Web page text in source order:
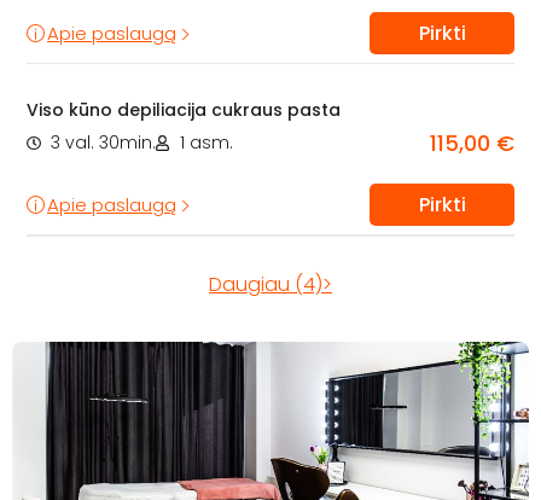
Apie paslaugą Pirkti
Viso kūno depiliacija cukraus pasta
3 val. 30min.
1 asm. 115,00 €
Apie paslaugą Pirkti
Daugiau (4)>